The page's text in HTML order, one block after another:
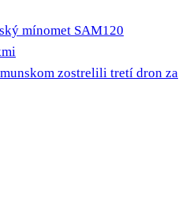
mínomet SAM120
zostrelili tretí dron za